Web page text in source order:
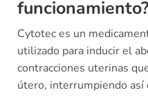
funcionamiento?
Cytotec es un
utilizado para inducir el
contracciones uterinas
útero, interrumpiendo así